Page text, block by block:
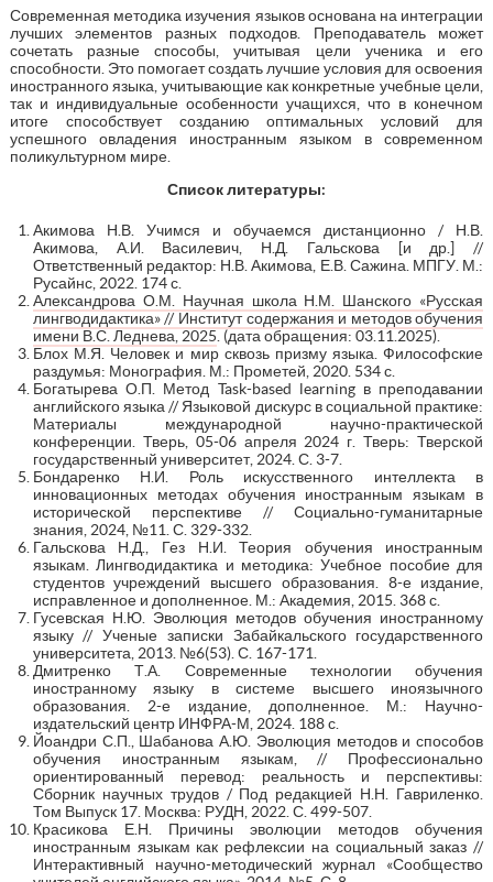
Современная методика изучения языков основана на интеграции
лучших элементов разных подходов. Преподаватель может
сочетать разные способы, учитывая цели ученика и его
способности. Это помогает создать лучшие условия для освоения
иностранного языка, учитывающие как конкретные учебные цели,
так и индивидуальные особенности учащихся, что в конечном
итоге способствует созданию оптимальных условий для
успешного овладения иностранным языком в современном
поликультурном мире.
Список литературы:
Акимова Н.В. Учимся и обучаемся дистанционно / Н.В.
Акимова, А.И. Василевич, Н.Д. Гальскова [и др.] //
Ответственный редактор: Н.В. Акимова, Е.В. Сажина. МПГУ. М.:
Русайнс, 2022. 174 с.
Александрова О.М. Научная школа Н.М. Шанского «Русская
лингводидактика» // Институт содержания и методов обучения
имени В.С. Леднева, 2025. (дата обращения: 03.11.2025).
Блох М.Я. Человек и мир сквозь призму языка. Философские
раздумья: Монография. М.: Прометей, 2020. 534 с.
Богатырева О.П. Метод Task-based learning в преподавании
английского языка // Языковой дискурс в социальной практике:
Материалы международной научно-практической
конференции. Тверь, 05-06 апреля 2024 г. Тверь: Тверской
государственный университет, 2024. С. 3-7.
Бондаренко Н.И. Роль искусственного интеллекта в
инновационных методах обучения иностранным языкам в
исторической перспективе // Социально-гуманитарные
знания, 2024, №11. С. 329-332.
Гальскова Н.Д., Гез Н.И. Теория обучения иностранным
языкам. Лингводидактика и методика: Учебное пособие для
студентов учреждений высшего образования. 8-е издание,
исправленное и дополненное. М.: Академия, 2015. 368 с.
Гусевская Н.Ю. Эволюция методов обучения иностранному
языку // Ученые записки Забайкальского государственного
университета, 2013. №6(53). С. 167-171.
Дмитренко Т.А. Современные технологии обучения
иностранному языку в системе высшего иноязычного
образования. 2-е издание, дополненное. М.: Научно-
издательский центр ИНФРА-М, 2024. 188 с.
Йоандри С.П., Шабанова А.Ю. Эволюция методов и способов
обучения иностранным языкам, // Профессионально
ориентированный перевод: реальность и перспективы:
Сборник научных трудов / Под редакцией Н.Н. Гавриленко.
Том Выпуск 17. Москва: РУДН, 2022. С. 499-507.
Красикова Е.Н. Причины эволюции методов обучения
иностранным языкам как рефлексии на социальный заказ //
Интерактивный научно-методический журнал «Сообщество